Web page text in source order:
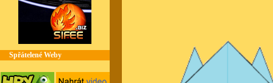
Spřátelené Weby